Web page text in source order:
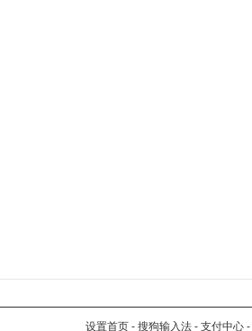
设置首页 - 搜狗输入法 - 支付中心 -